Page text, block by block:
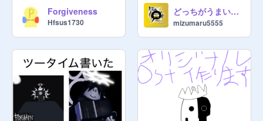
Forgiveness
Hfsus1730
どっちがうまいか投票して
mizumaru5555